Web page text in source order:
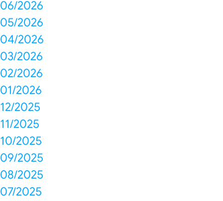
06/2026
05/2026
04/2026
03/2026
02/2026
01/2026
12/2025
11/2025
10/2025
09/2025
08/2025
07/2025